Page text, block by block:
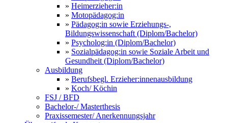
» Heimerzieher:in
» Motopädagog:in
» Pädagog:in sowie Erziehungs-,
Bildungswissenschaft (Diplom/Bachelor)
» Psycholog:in (Diplom/Bachelor)
» Sozialpädagog:in sowie Soziale Arbeit und
Gesundheit (Diplom/Bachelor)
Ausbildung
» Berufsbegl. Erzieher:innenausbildung
» Koch/ Köchin
FSJ / BFD
Bachelor-/ Masterthesis
Praxissemester/ Anerkennungsjahr